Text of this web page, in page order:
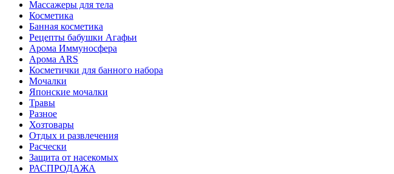
Массажеры для тела
Косметика
Банная косметика
Рецепты бабушки Агафьи
Арома Иммуносфера
Арома ARS
Косметички для банного набора
Мочалки
Японские мочалки
Травы
Разное
Хозтовары
Отдых и развлечения
Расчески
Защита от насекомых
РАСПРОДАЖА